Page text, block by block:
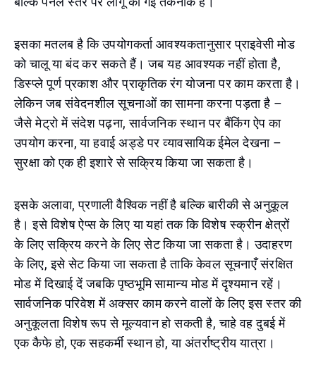
इसका मतलब है कि उपयोगकर्ता आवश्यकतानुसार प्राइवेसी मोड
को चालू या बंद कर सकते हैं। जब यह आवश्यक नहीं होता है,
डिस्प्ले पूर्ण प्रकाश और प्राकृतिक रंग योजना पर काम करता है।
लेकिन जब संवेदनशील सूचनाओं का सामना करना पड़ता है –
जैसे मेट्रो में संदेश पढ़ना, सार्वजनिक स्थान पर बैंकिंग ऐप का
उपयोग करना, या हवाई अड्डे पर व्यावसायिक ईमेल देखना –
सुरक्षा को एक ही इशारे से सक्रिय किया जा सकता है।
इसके अलावा, प्रणाली वैश्विक नहीं है बल्कि बारीकी से अनुकूल
है। इसे विशेष ऐप्स के लिए या यहां तक कि विशेष स्क्रीन क्षेत्रों
के लिए सक्रिय करने के लिए सेट किया जा सकता है। उदाहरण
के लिए, इसे सेट किया जा सकता है ताकि केवल सूचनाएँ संरक्षित
मोड में दिखाई दें जबकि पृष्ठभूमि सामान्य मोड में दृश्यमान रहें।
सार्वजनिक परिवेश में अक्सर काम करने वालों के लिए इस स्तर की
अनुकूलता विशेष रूप से मूल्यवान हो सकती है, चाहे वह दुबई में
एक कैफे हो, एक सहकर्मी स्थान हो, या अंतर्राष्ट्रीय यात्रा।